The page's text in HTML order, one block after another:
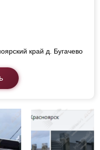
край д. Бугачево